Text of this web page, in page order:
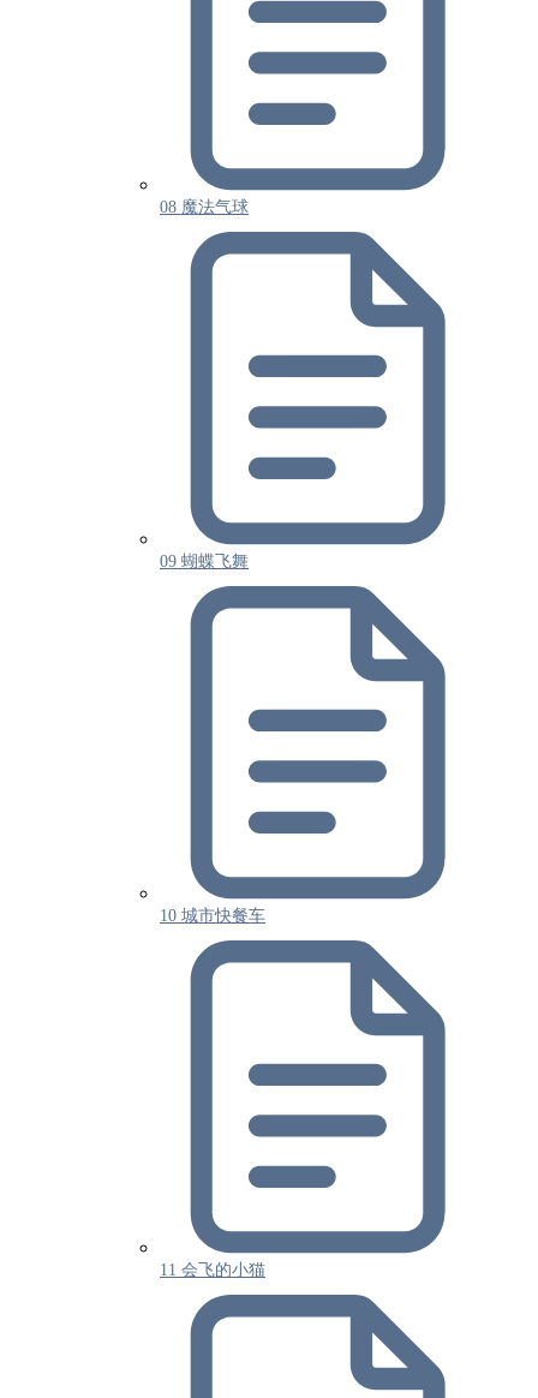
08 魔法气球
09 蝴蝶飞舞
10 城市快餐车
11 会飞的小猫